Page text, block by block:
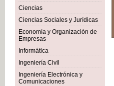
Ciencias
Ciencias Sociales y Jurídicas
Economía y Organización de
Empresas
Informática
Ingeniería Civil
Ingeniería Electrónica y
Comunicaciones